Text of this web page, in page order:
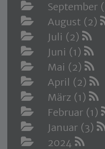
September
August (2)
Juli (2)
Juni (1)
Mai (2)
April (2)
März (1)
Februar (1)
Januar (3)
2024